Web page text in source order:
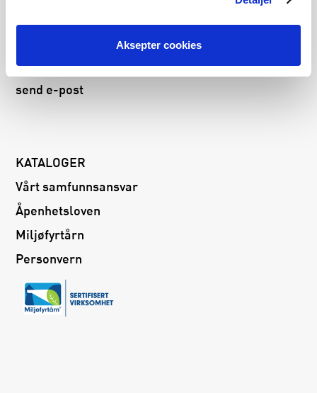
Aksepter cookies
3160 Stokke
t:33 30 44 00
send e-post
KATALOGER
Vårt samfunnsansvar
Åpenhetsloven
Miljøfyrtårn
Personvern